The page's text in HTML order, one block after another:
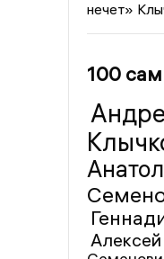
нечет»
100